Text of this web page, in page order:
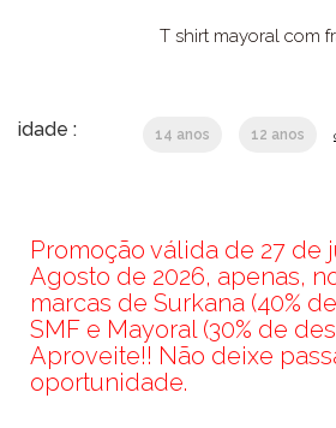
€20,50.€14,35.
T shirt mayoral com
idade : 14 anos 12 anos
Promoção válida de 27 de
Agosto de 2026, apenas,
marcas de Surkana (40%
SMF e Mayoral (30% de
Aproveite!! Não deixe
oportunidade.